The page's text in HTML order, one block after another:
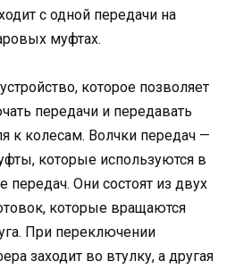
с одной передачи на
муфтах.
которое позволяет
передачи и передавать
к колесам. Волчки передач —
которые используются в
передач. Они состоят из двух
которые вращаются
При переключении
заходит во втулку, а другая